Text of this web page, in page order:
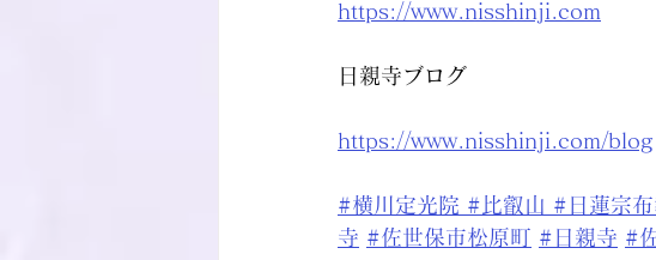
https://www.nisshinji.com
日親寺ブログ
https://www.nisshinji.com/blog
#横川定光院 #比叡山 #日蓮宗
寺 #佐世保市松原町 #日親寺 #